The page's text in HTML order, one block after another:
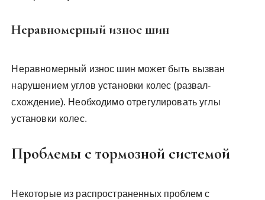
Неравномерный износ шин
Неравномерный износ шин может быть вызван
нарушением углов установки колес (развал-
схождение). Необходимо отрегулировать углы
установки колес.
Проблемы с тормозной системой
Некоторые из распространенных проблем с